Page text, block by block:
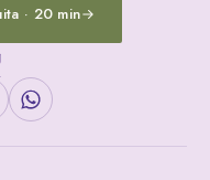
· 20 min